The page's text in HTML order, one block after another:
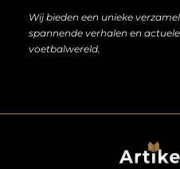
Wij bieden een unieke
spannende verhalen en
voetbalwereld.